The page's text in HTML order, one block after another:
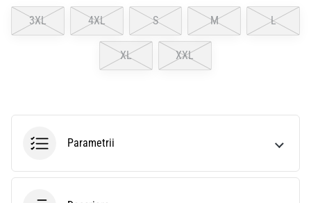
3XL 4XL S M L
XL XXL
Parametrii